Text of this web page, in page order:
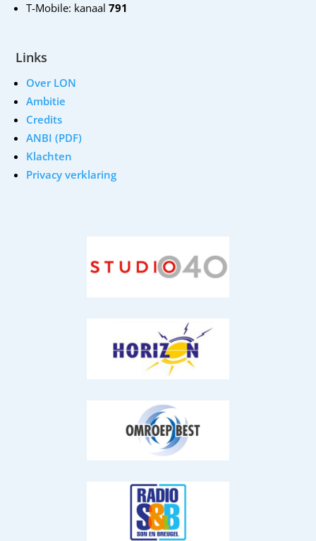
T-Mobile: kanaal791
Links
Over LON
Ambitie
Credits
ANBI (PDF)
Klachten
Privacy verklaring